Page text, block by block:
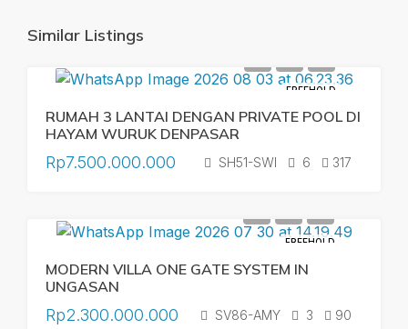
Similar Listings
FREEHOLD
RUMAH 3 LANTAI DENGAN PRIVATE POOL DI
HAYAM WURUK DENPASAR
Rp7.500.000.000 SH51-SWI 6 317
FREEHOLD
MODERN VILLA ONE GATE SYSTEM IN
UNGASAN
Rp2.300.000.000 SV86-AMY 3 90